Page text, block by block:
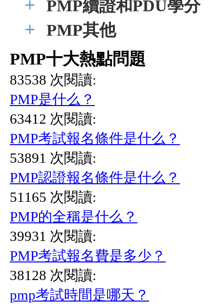
+ PMP續證和PDU學分
+ PMP其他
PMP十大熱點問題
83538 次閱讀:
PMP是什么？
63412 次閱讀:
PMP考試報名條件是什么？
53891 次閱讀:
PMP認證報名條件是什么？
51165 次閱讀:
PMP的全稱是什么？
39931 次閱讀:
PMP考試報名費是多少？
38128 次閱讀:
pmp考試時間是哪天？